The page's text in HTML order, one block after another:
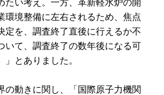
たい考え。一方、革新軽水炉の開
環境整備に左右されるため、焦点
定を、調査終了直後に行えるか不
いて、調査終了の数年後になる可
とありました。
の動きに関し、「国際原子力機関